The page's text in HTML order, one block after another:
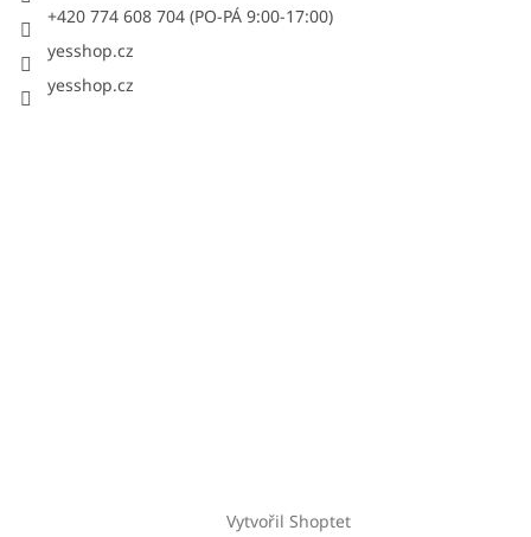
+420 774 608 704 (PO-PÁ 9:00-17:00)
yesshop.cz
yesshop.cz
Vytvořil Shoptet